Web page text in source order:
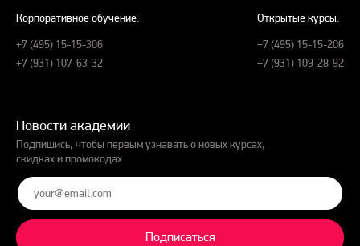
Корпоративное обучение:
+7 (495) 15-15-306
+7 (931) 107-63-32
Открытые курсы:
+7 (495) 15-15-206
+7 (931) 109-28-92
Новости академии
Подпишись, чтобы первым узнавать о новых курсах,
скидках и промокодах
Подписаться